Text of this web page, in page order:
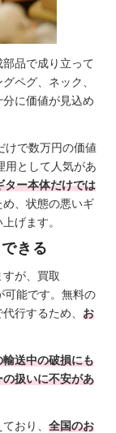
品で成り立って
ペグ、ネック、
に価値が見込め
けで数万円の価値
用として人気があ
ター本体だけでは
め、状態の悪いギ
げます。
きる
が、買取
可能です。無料の
行するため、 お
輸送中の破損にも
扱いに不安があ
おり、 全国のお